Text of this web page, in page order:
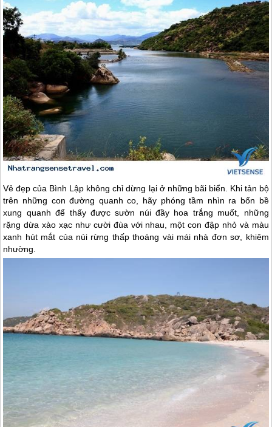
Vẻ đẹp của Bình Lập không chỉ dừng lại ở những bãi biển. Khi tản bộ
trên những con đường quanh co, hãy phóng tầm nhìn ra bốn bề
xung quanh để thấy được sườn núi đầy hoa trắng muốt, những
rặng dừa xào xạc như cười đùa với nhau, một con đập nhỏ và màu
xanh hút mắt của núi rừng thấp thoáng vài mái nhà đơn sơ, khiêm
nhường.